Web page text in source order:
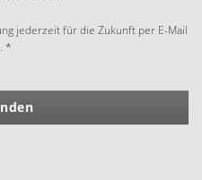
jederzeit für die Zukunft per E-Mail
*